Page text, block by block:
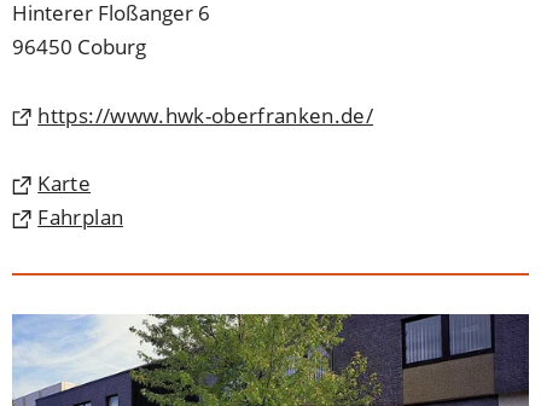
Hinterer Floßanger 6
96450 Coburg
https://www.hwk-oberfranken.de/
(Öffnet
einem
neuen
Karte
(Öffnet
in
neuen
Tab)
Fahrplan
(Öffnet
einem
neuen
Tab)